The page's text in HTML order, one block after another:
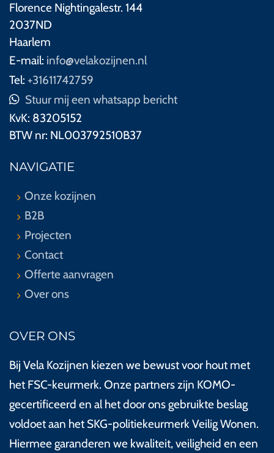
Florence Nightingalestr. 144
2037ND
Haarlem
E-mail: info@velakozijnen.nl
Tel: +31611742759
Stuur mij een whatsapp bericht
KvK: 83205152
BTW nr: NL003792510B37
NAVIGATIE
Onze kozijnen
B2B
Projecten
Contact
Offerte aanvragen
Over ons
OVER ONS
Bij Vela Kozijnen kiezen we bewust voor hout met
het FSC-keurmerk. Onze partners zijn KOMO-
gecertificeerd en al het door ons gebruikte beslag
voldoet aan het SKG-politiekeurmerk Veilig Wonen.
Hiermee garanderen we kwaliteit, veiligheid en een